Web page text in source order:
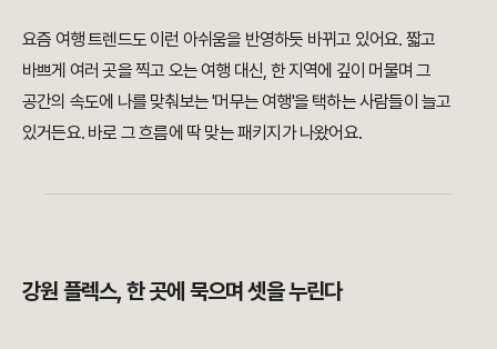
요즘 여행 트렌드도 이런 아쉬움을 반영하듯 바뀌고 있어요. 짧고
바쁘게 여러 곳을 찍고 오는 여행 대신, 한 지역에 깊이 머물며 그
공간의 속도에 나를 맞춰보는 '머무는 여행'을 택하는 사람들이 늘고
있거든요. 바로 그 흐름에 딱 맞는 패키지가 나왔어요.
강원 플렉스, 한 곳에 묵으며 셋을 누린다